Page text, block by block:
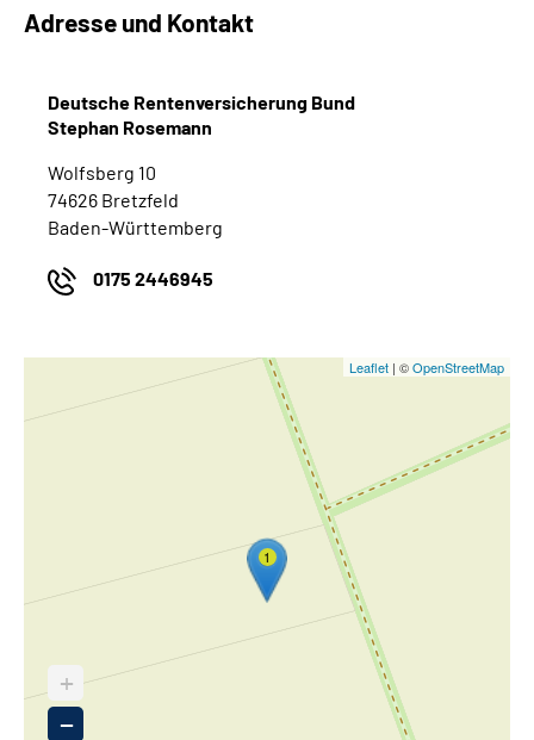
Inhalte in Gebärdensprache (DGS)
Leichte Sprache
Adresse und Kontakt
Deutsche Rentenversicherung Bund
Stephan Rosemann
Wolfsberg 10
74626 Bretzfeld
Baden-Württemberg
0175 2446945
1
+
−
Leaflet | ©OpenStreetMap